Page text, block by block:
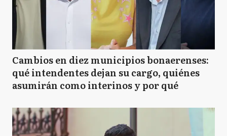
Cambios en diez municipios bonaerenses:
qué intendentes dejan su cargo, quiénes
asumirán como interinos y por qué